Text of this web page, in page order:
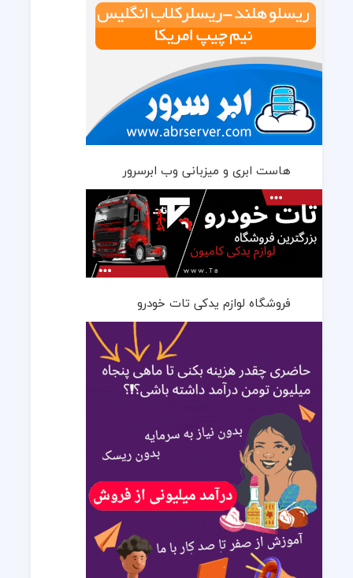
هاست ابری و میزبانی وب ابرسرور
فروشگاه لوازم یدکی تات خودرو